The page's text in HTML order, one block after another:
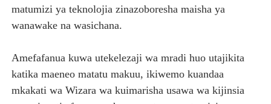
matumizi ya teknolojia zinazoboresha maisha ya
wanawake na wasichana.
Amefafanua kuwa utekelezaji wa mradi huo utajikita
katika maeneo matatu makuu, ikiwemo kuandaa
mkakati wa Wizara wa kuimarisha usawa wa kijinsia